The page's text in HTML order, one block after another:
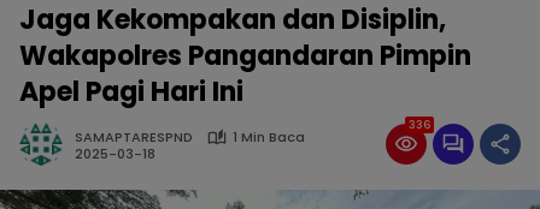
Jaga Kekompakan dan Disiplin,
Wakapolres Pangandaran Pimpin
Apel Pagi Hari Ini
SAMAPTARESPND
1 Min Baca
2025-03-18
336